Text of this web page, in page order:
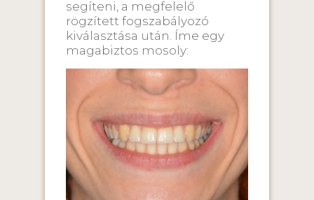
segíteni, a megfelelő
rögzített fogszabályozó
kiválasztása után. Íme egy
magabiztos mosoly: